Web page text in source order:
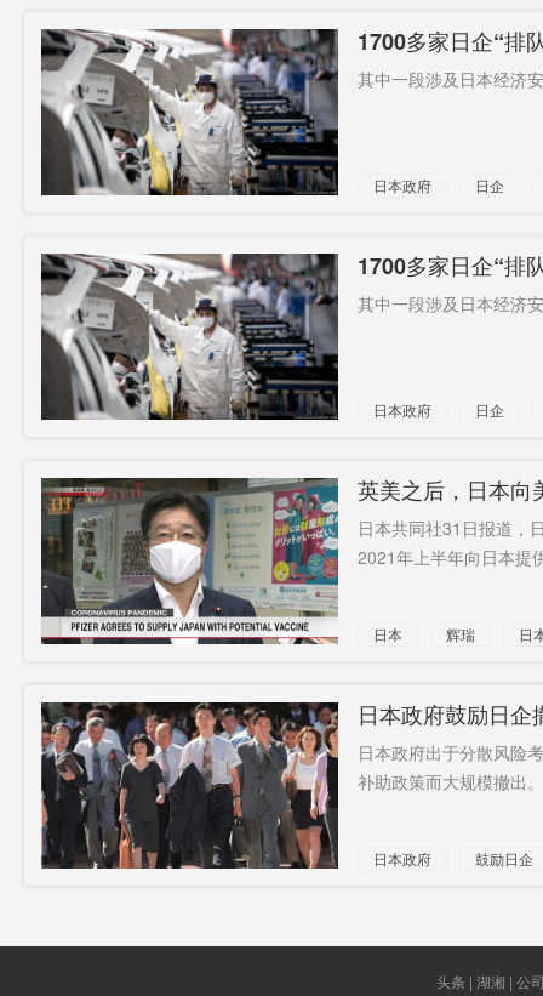
1700多家日企“排
其中一段涉及日本经济
日本政府 日企
1700多家日企“排
其中一段涉及日本经济
日本政府 日企
英美之后，日本向
日本共同社31日报道，
2021年上半年向日本提
日本 辉瑞 日
日本政府鼓励日企
日本政府出于分散风险
补助政策而大规模撤出
日本政府 鼓励日企
头条 | 湖湘 | 公